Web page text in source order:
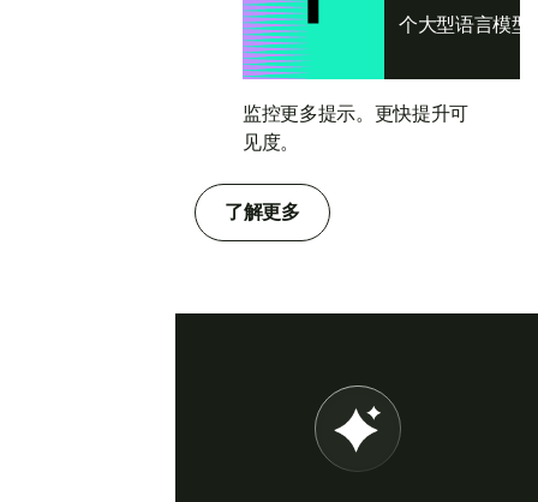
个大型语言模型
监控更多提示。更快提升可
见度。
了解更多